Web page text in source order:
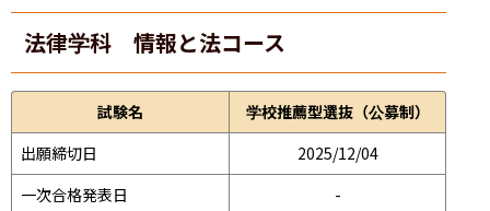
法律学科 情報と法コース
試験名
学校推薦型選抜（公募制）
出願締切日
2025/12/04
一次合格発表日
-